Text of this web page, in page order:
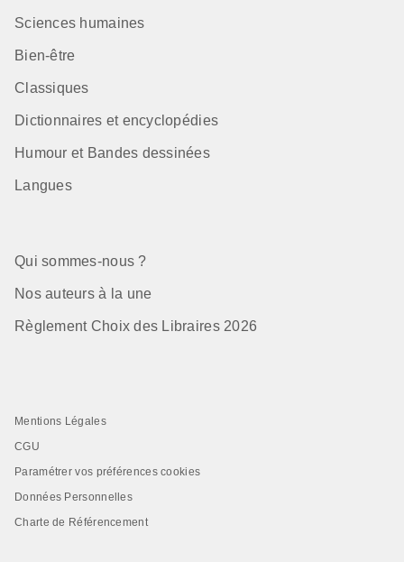
Sciences humaines
Bien-être
Classiques
Dictionnaires et encyclopédies
Humour et Bandes dessinées
Langues
Qui sommes-nous ?
Nos auteurs à la une
Règlement Choix des Libraires 2026
Mentions Légales
CGU
Paramétrer vos préférences cookies
Données Personnelles
Charte de Référencement